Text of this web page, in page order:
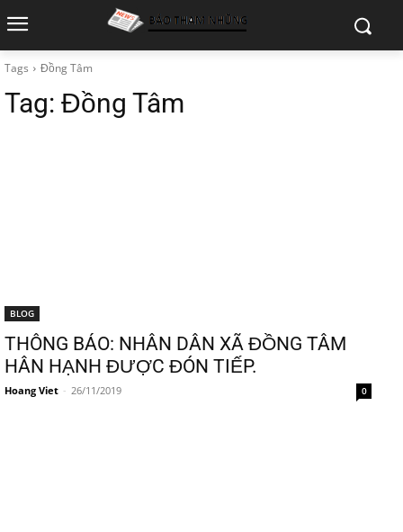
Tags Đồng Tâm
Tag: Đồng Tâm
BLOG
THÔNG BÁO: NHÂN DÂN XÃ ĐỒNG TÂM
HÂN HẠNH ĐƯỢC ĐÓN TIẾP.
Hoang Viet - 26/11/2019 0